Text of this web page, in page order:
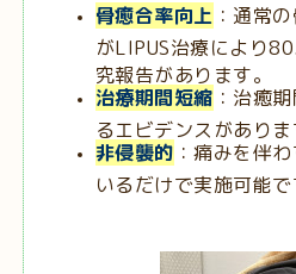
骨癒合率向上 ：通常
がLIPUS治療により
究報告があります。
治療期間短縮 ：治癒
るエビデンスがありま
非侵襲的 ：痛みを伴
いるだけで実施可能で